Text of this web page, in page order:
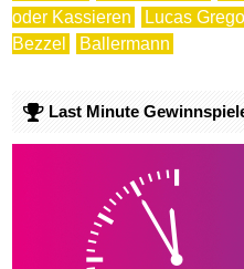
oder Kassieren
Lucas
Bezzel
Ballermann
Last Minute